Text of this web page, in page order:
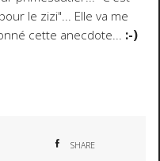
le zizi"... Elle va me
cette anecdote... :-)
SHARE